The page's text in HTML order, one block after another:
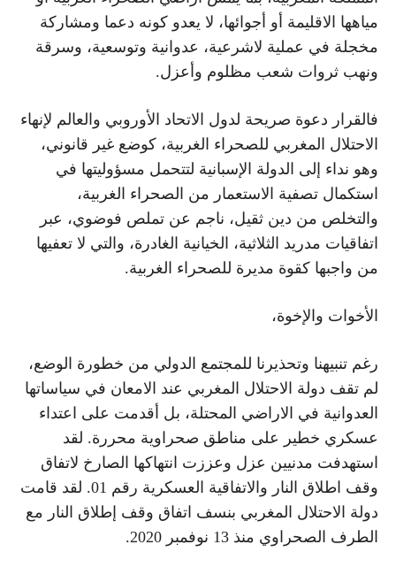
مياهها الاقليمة أو أجوائها، لا يعدو كونه دعما ومشاركة
مخجلة في عملية لاشرعية، عدوانية وتوسعية، وسرقة
ونهب ثروات شعب مظلوم وأعزل.
فالقرار دعوة صريحة لدول الاتحاد الأوروبي والعالم لإنهاء
الاحتلال المغربي للصحراء الغربية، كوضع غير قانوني،
وهو نداء إلى الدولة الإسبانية لتتحمل مسؤوليتها في
استكمال تصفية الاستعمار من الصحراء الغربية،
والتخلص من دين ثقيل، ناجم عن تملص فوضوي، عبر
اتفاقيات مدريد الثلاثية، الخيانية الغادرة، والتي لا تعفيها
من واجبها كقوة مديرة للصحراء الغربية.
الأخوات والإخوة،
رغم تنبيهنا وتحذيرنا للمجتمع الدولي من خطورة الوضع،
لم تقف دولة الاحتلال المغربي عند الامعان في سياساتها
العدوانية في الاراضي المحتلة، بل أقدمت على اعتداء
عسكري خطير على مناطق صحراوية محررة. لقد
استهدفت مدنيين عزل وعززت انتهاكها الصارخ لاتفاق
وقف اطلاق النار والاتفاقية العسكرية رقم 01. لقد قامت
دولة الاحتلال المغربي بنسف اتفاق وقف إطلاق النار مع
الطرف الصحراوي منذ 13 نوفمبر 2020.